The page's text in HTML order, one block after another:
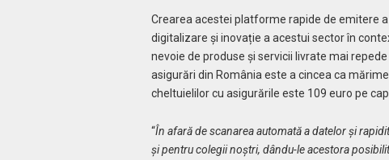
Crearea acestei platforme rapide de emitere
digitalizare și inovație a acestui sector în
nevoie de produse și servicii livrate mai
asigurări din România este a cincea ca
cheltuielilor cu asigurările este 109 euro pe
“În afară de scanarea automată a datelor și
și pentru colegii noștri, dându-le acestora